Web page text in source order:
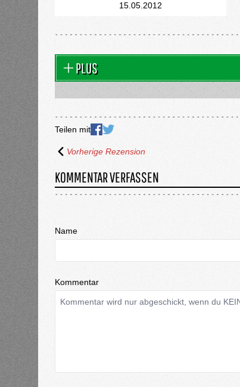
15.05.2012
PLUS
Teilen mit
Vorherige Rezension
KOMMENTAR VERFASSEN
Name
Kommentar